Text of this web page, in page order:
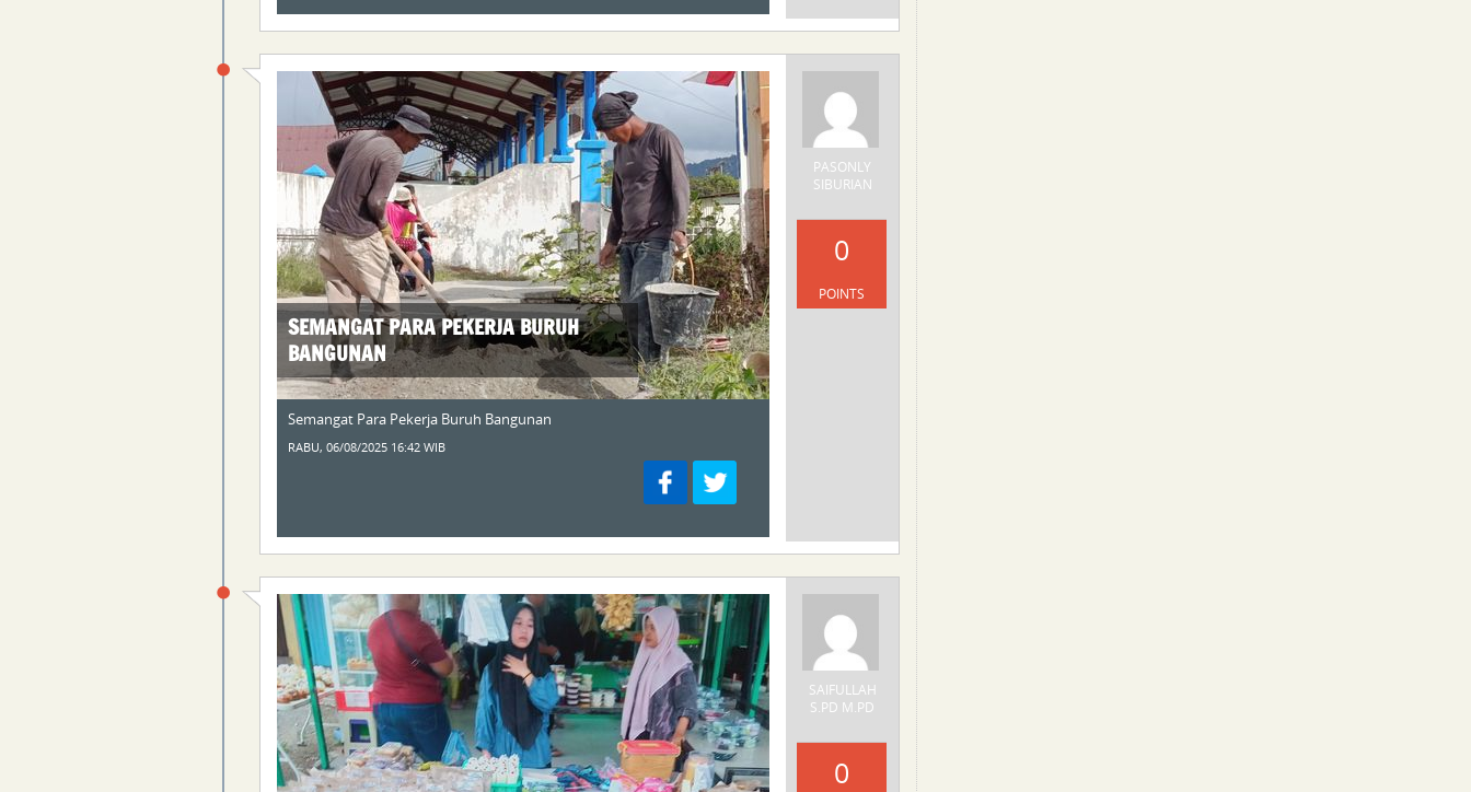
SEMANGAT PARA PEKERJA BURUH
BANGUNAN
Semangat Para Pekerja Buruh Bangunan
RABU, 06/08/2025 16:42 WIB
PASONLY
SIBURIAN
0
POINTS
SAIFULLAH
S.PD M.PD
0